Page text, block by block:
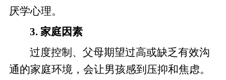
厌学心理。
3. 家庭因素
过度控制、父母期望过高或缺乏有效沟
通的家庭环境，会让男孩感到压抑和焦虑。